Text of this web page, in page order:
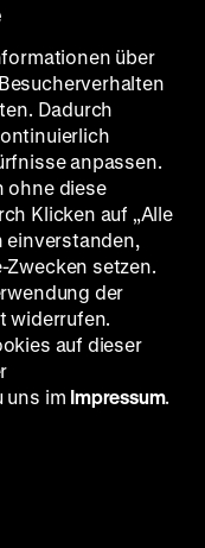
Baszak, D:
Argento,
50-Programm-
zeigte
Romeros zwei
Land of
nur gut zum
Reihenkontext
und
im Fokus der
der üblichen
lässt.
Dead
über
Dadurch
anpassen.
ohne diese
Klicken auf „Alle
einverstanden,
Zwecken setzen.
der
widerrufen.
auf dieser
uns im Impressum.